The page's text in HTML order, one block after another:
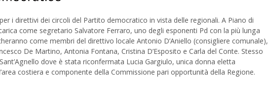
i direttivi dei circoli del Partito democratico in vista delle regionali. A Piano di
come segretario Salvatore Ferraro, uno degli esponenti Pd con la più lunga
come membri del direttivo locale Antonio D’Aniello (consigliere comunale),
De Martino, Antonia Fontana, Cristina D’Esposito e Carla del Conte. Stesso
dove è stata riconfermata Lucia Gargiulo, unica donna eletta
costiera e componente della Commissione pari opportunità della Regione.